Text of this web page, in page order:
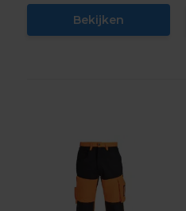
Bekijken